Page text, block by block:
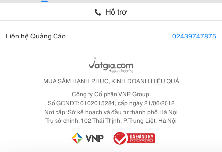
Hỗ trợ
Liên hệ Quảng Cáo 02439747875
MUA SẮM HẠNH PHÚC, KINH DOANH HIỆU QUẢ
Công ty Cổ phần VNP Group.
Số GCNDT: 0102015284, cấp ngày 21/06/2012
Nơi cấp: Sở kế hoạch và đầu tư thành phố Hà Nội
Trụ sở chính: 102 Thái Thịnh, P. Trung Liệt, Hà Nội